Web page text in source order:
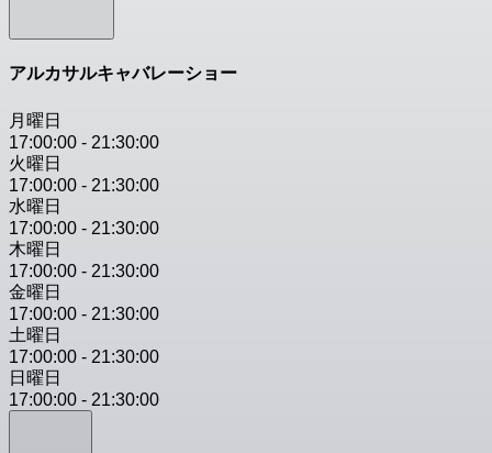
アルカサルキャバレーショー
月曜日
17:00:00 - 21:30:00
火曜日
17:00:00 - 21:30:00
水曜日
17:00:00 - 21:30:00
木曜日
17:00:00 - 21:30:00
金曜日
17:00:00 - 21:30:00
土曜日
17:00:00 - 21:30:00
日曜日
17:00:00 - 21:30:00